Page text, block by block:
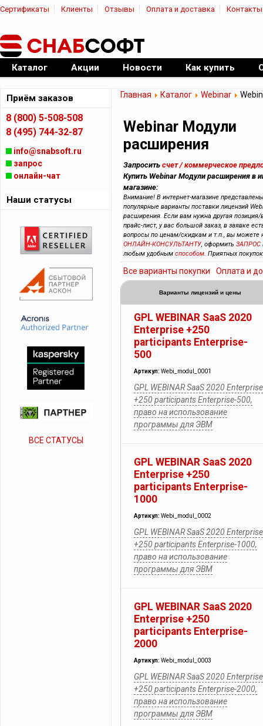
Сертификаты Клиенты Отзывы Оплата и доставка Контакты
Официальный дилер ПО
Каталог Акции Новости Как купить
Главная Каталог Webinar
Webinar Модули
расширения
Запросить счет / коммерческое
Купить Webinar Модули расширения в
магазине:
Внимание! В интернет-магазине
популярные варианты поставки лицензий
расширения. Если вам нужна другая позиция/
прайс-лист, у вас большой заказ, в заявке
вопросы по ценам/скидкам и т.п., вы можете
ОНЛАЙН-КОНСУЛЬТАНТУ, оформить ЗАПРОС
любым удобным способом. Приятных
Все варианты покупки Оплата и
Варианты лицензий и цены
GPL WEBINAR SaaS 2020
Enterprise +250
participants Enterprise-
500
Артикул: Webi_modul_0001
GPL WEBINAR SaaS 2020 Enterprise
+250 participants Enterprise-500,
право на использование
программы для ЭВМ
GPL WEBINAR SaaS 2020
Enterprise +250
participants Enterprise-
1000
Артикул: Webi_modul_0002
GPL WEBINAR SaaS 2020 Enterprise
+250 participants Enterprise-1000,
право на использование
программы для ЭВМ
GPL WEBINAR SaaS 2020
Enterprise +250
participants Enterprise-
2000
Артикул: Webi_modul_0003
GPL WEBINAR SaaS 2020 Enterprise
+250 participants Enterprise-2000,
право на использование
программы для ЭВМ
Приём заказов
8 (800) 5-508-508
8 (495) 744-32-87
info@snabsoft.ru
запрос
онлайн-чат
Наши статусы
ВСЕ СТАТУСЫ